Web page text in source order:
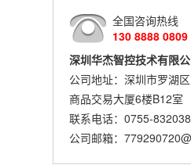
全国咨询热线
130 8888 0809
深圳华杰智控技术有限
公司地址：深圳市罗湖
商品交易大厦6楼B12室
联系电话：0755-
公司邮箱：